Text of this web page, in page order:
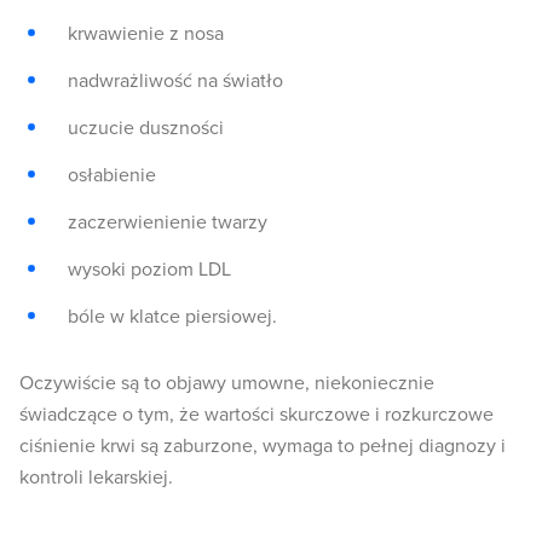
krwawienie z nosa
nadwrażliwość na światło
uczucie duszności
osłabienie
zaczerwienienie twarzy
wysoki poziom LDL
bóle w klatce piersiowej.
Oczywiście są to objawy umowne, niekoniecznie
świadczące o tym, że wartości skurczowe i rozkurczowe
ciśnienie krwi są zaburzone, wymaga to pełnej diagnozy i
kontroli lekarskiej.